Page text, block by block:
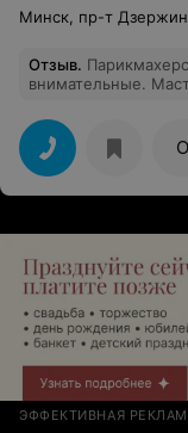
Минск, пр-т
Отзыв.
внимательные.
ЭФФЕКТИВНАЯ